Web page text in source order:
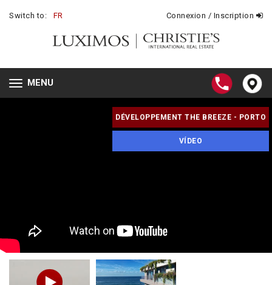
Switch to: FR Connexion / Inscription
Toggle
navigation
MENU
DÉVELOPPEMENT THE BREEZE - PORTO
VÍDEO